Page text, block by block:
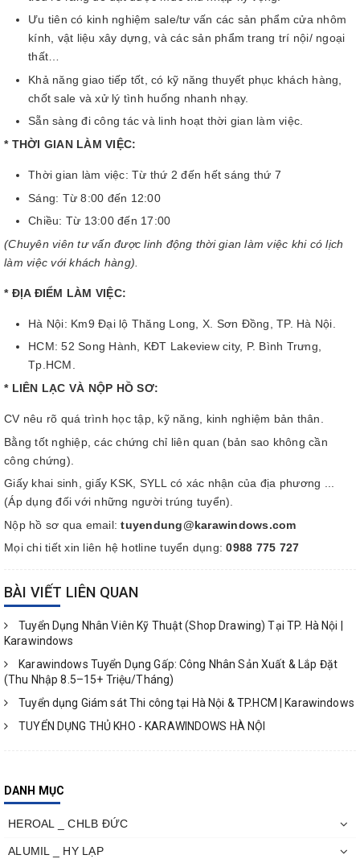
Ưu tiên có kinh nghiệm sale/tư vấn các sản phẩm cửa nhôm
kính, vật liệu xây dựng, và các sản phẩm trang trí nội/ ngoại
thất…
Khả năng giao tiếp tốt, có kỹ năng thuyết phục khách hàng,
chốt sale và xử lý tình huống nhanh nhạy.
Sẵn sàng đi công tác và linh hoạt thời gian làm việc.
* THỜI GIAN LÀM VIỆC:
Thời gian làm việc: Từ thứ 2 đến hết sáng thứ 7
Sáng: Từ 8:00 đến 12:00
Chiều: Từ 13:00 đến 17:00
(Chuyên viên tư vấn được linh động thời gian làm việc khi có lịch
làm việc với khách hàng).
* ĐỊA ĐIỂM LÀM VIỆC:
Hà Nội: Km9 Đại lộ Thăng Long, X. Sơn Đồng, TP. Hà Nội.
HCM: 52 Song Hành, KĐT Lakeview city, P. Bình Trưng,
Tp.HCM.
* LIÊN LẠC VÀ NỘP HỒ SƠ:
CV nêu rõ quá trình học tập, kỹ năng, kinh nghiệm bản thân.
Bằng tốt nghiệp, các chứng chỉ liên quan (bản sao không cần
công chứng).
Giấy khai sinh, giấy KSK, SYLL có xác nhận của địa phương ...
(Áp dụng đối với những người trúng tuyển).
Nộp hồ sơ qua email:tuyendung@karawindows.com
Mọi chi tiết xin liên hệ hotline tuyển dụng:0988 775 727
BÀI VIẾT LIÊN QUAN
Tuyển Dụng Nhân Viên Kỹ Thuật (Shop Drawing) Tại TP. Hà Nội |
Karawindows
Karawindows Tuyển Dụng Gấp: Công Nhân Sản Xuất & Lắp Đặt
(Thu Nhập 8.5–15+ Triệu/Tháng)
Tuyển dụng Giám sát Thi công tại Hà Nội & TP.HCM | Karawindows
TUYỂN DỤNG THỦ KHO - KARAWINDOWS HÀ NỘI
DANH MỤC
HEROAL _ CHLB ĐỨC
ALUMIL _ HY LẠP